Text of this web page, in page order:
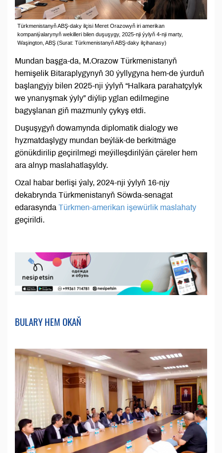
Türkmenistanyň ABŞ-daky ilçisi Meret Orazowyň iri amerikan
kompaniýalarynyň wekilleri bilen duşuşygy, 2025-nji ýylyň 4-nji marty,
Waşington, ABŞ (Surat: Türkmenistanyň ABŞ-daky ilçihanasy)
Mundan başga-da, M.Orazow Türkmenistanyň
hemişelik Bitaraplygynyň 30 ýyllygyna hem-de ýurduň
başlangyjy bilen 2025-nji ýylyň “Halkara parahatçylyk
we ynanyşmak ýyly” diýlip yglan edilmegine
bagyşlanan giň mazmunly çykyş etdi.
Duşuşygyň dowamynda diplomatik dialogy we
hyzmatdaşlygy mundan beýläk-de berkitmäge
gönükdirilip geçirilmegi meýilleşdirilýän çäreler hem
ara alnyp maslahatlaşyldy.
Ozal habar berlişi ýaly, 2024-nji ýylyň 16-njy
dekabrynda Türkmenistanyň Söwda-senagat
edarasynda Türkmen-amerikan işewürlik maslahaty
geçirildi.
BULARY HEM OKAŇ